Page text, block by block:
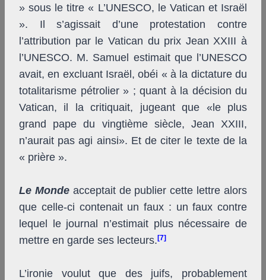
» sous le titre « L’UNESCO, le Vatican et Israël
». Il s’agissait d’une protestation contre
l’attribution par le Vatican du prix Jean XXIII à
l’UNESCO. M. Samuel estimait que l’UNESCO
avait, en excluant Israël, obéi « à la dictature du
totalitarisme pétrolier » ; quant à la décision du
Vatican, il la critiquait, jugeant que «le plus
grand pape du vingtième siècle, Jean XXIII,
n’aurait pas agi ainsi». Et de citer le texte de la
« prière ».
Le Monde acceptait de publier cette lettre alors
que celle-ci contenait un faux : un faux contre
lequel le journal n’estimait plus nécessaire de
mettre en garde ses lecteurs. [7]
L’ironie voulut que des juifs, probablement